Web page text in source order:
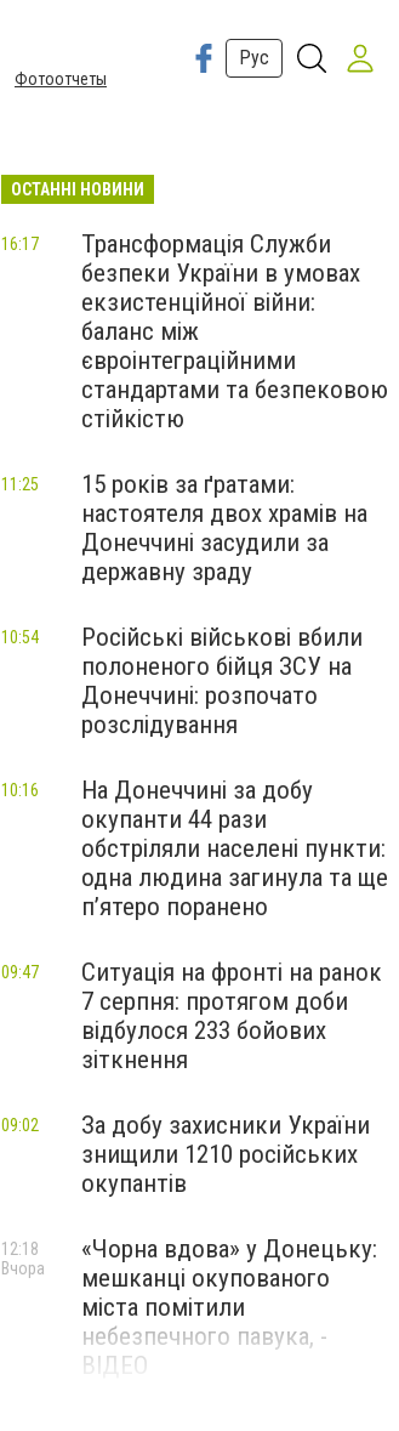
Фотоотчеты
Рус
ОСТАННІ НОВИНИ
Трансформація Служби
безпеки України в умовах
екзистенційної війни:
баланс між
євроінтеграційними
стандартами та безпековою
стійкістю
16:17
15 років за ґратами:
настоятеля двох храмів на
Донеччині засудили за
державну зраду
11:25
Російські військові вбили
полоненого бійця ЗСУ на
Донеччині: розпочато
розслідування
10:54
На Донеччині за добу
окупанти 44 рази
обстріляли населені пункти:
одна людина загинула та ще
пʼятеро поранено
10:16
Ситуація на фронті на ранок
7 серпня: протягом доби
відбулося 233 бойових
зіткнення
09:47
За добу захисники України
знищили 1210 російських
окупантів
09:02
«Чорна вдова» у Донецьку:
мешканці окупованого
міста помітили
небезпечного павука, -
ВІДЕО
12:18
Вчора